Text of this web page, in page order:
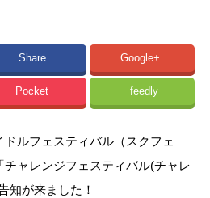
Share Google+
Pocket feedly
ルフェスティバル（スクフェ
ャレンジフェスティバル(チャレ
知が来ました！